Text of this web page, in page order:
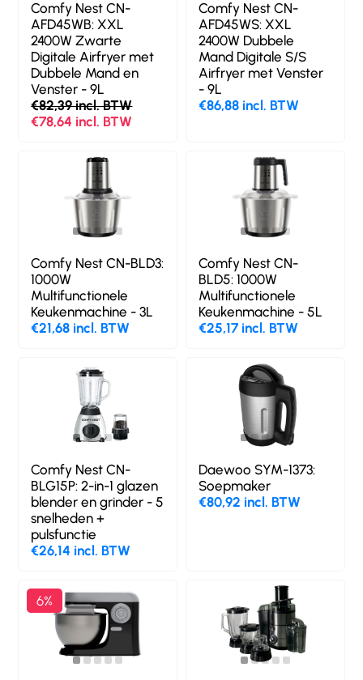
Comfy Nest CN-
AFD45WB: XXL
2400W Zwarte
Digitale Airfryer met
Dubbele Mand en
Venster - 9L
€82,39 incl. BTW
€78,64 incl. BTW
Comfy Nest CN-
AFD45WS: XXL
2400W Dubbele
Mand Digitale S/S
Airfryer met Venster
- 9L
€86,88 incl. BTW
Comfy Nest CN-BLD3:
1000W
Multifunctionele
Keukenmachine - 3L
€21,68 incl. BTW
Comfy Nest CN-
BLD5: 1000W
Multifunctionele
Keukenmachine - 5L
€25,17 incl. BTW
Comfy Nest CN-
BLG15P: 2-in-1 glazen
blender en grinder - 5
snelheden +
pulsfunctie
€26,14 incl. BTW
Daewoo SYM-1373:
Soepmaker
€80,92 incl. BTW
6%